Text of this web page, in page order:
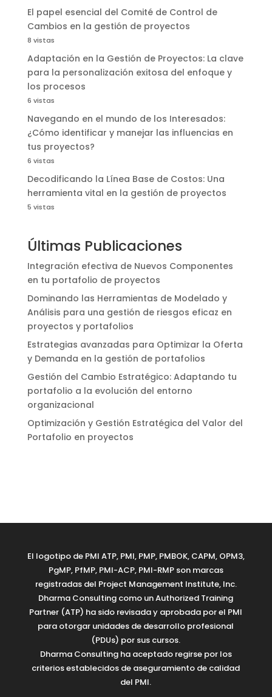
El papel esencial del Comité de Control de
Cambios en la gestión de proyectos
8 vistas
Adaptación en la Gestión de Proyectos: La clave
para la personalización exitosa del enfoque y
los procesos
6 vistas
Navegando en el mundo de los Interesados:
¿Cómo identificar y manejar las influencias en
tus proyectos?
6 vistas
Decodificando la Línea Base de Costos: Una
herramienta vital en la gestión de proyectos
5 vistas
Últimas Publicaciones
Integración efectiva de Nuevos Componentes
en tu portafolio de proyectos
Dominando las Herramientas de Modelado y
Análisis para una gestión de riesgos eficaz en
proyectos y portafolios
Estrategias avanzadas para Optimizar la Oferta
y Demanda en la gestión de portafolios
Gestión del Cambio Estratégico: Adaptando tu
portafolio a la evolución del entorno
organizacional
Optimización y Gestión Estratégica del Valor del
Portafolio en proyectos
El logotipo de PMI ATP, PMI, PMP, PMBOK, CAPM, OPM3,
PgMP, PfMP, PMI-ACP, PMI-RMP son marcas
registradas del Project Management Institute, Inc.
Dharma Consulting como un Authorized Training
Partner (ATP) ha sido revisada y aprobada por el PMI
para otorgar unidades de desarrollo profesional
(PDUs) por sus cursos.
Dharma Consulting ha aceptado regirse por los
criterios establecidos de aseguramiento de calidad
del PMI.